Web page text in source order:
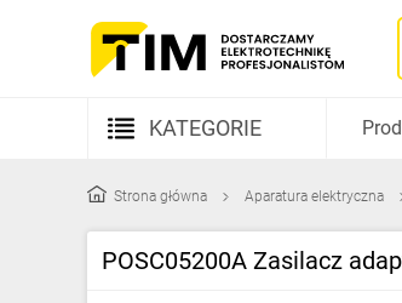
KATEGORIE
Kable i przewody
Strona główna Aparatura elektryczna
POSC05200A Zasilacz